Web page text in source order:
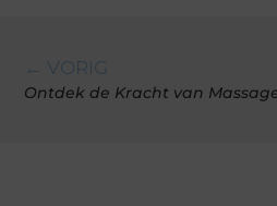
← VORIG
Ontdek de Kracht van